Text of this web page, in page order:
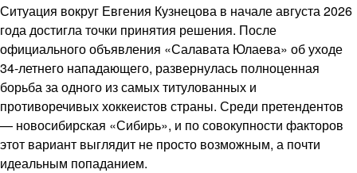
Ситуация вокруг Евгения Кузнецова в начале августа 2026
года достигла точки принятия решения. После
официального объявления «Салавата Юлаева» об уходе
34-летнего нападающего, развернулась полноценная
борьба за одного из самых титулованных и
противоречивых хоккеистов страны. Среди претендентов
— новосибирская «Сибирь», и по совокупности факторов
этот вариант выглядит не просто возможным, а почти
идеальным попаданием.